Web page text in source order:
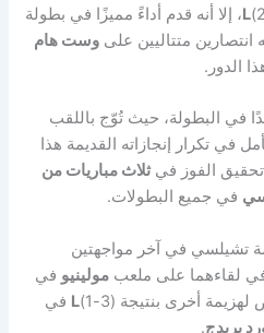
L، إلا أنه قدم أداءً مميزًا في بطولة
انتصارين متتاليين علىوست هام
الدور.
في البطولة، حيث تُوّج باللقب
في تكرار إنجازاته القديمة هذا
الفوز فيثلاث مباريات من
في جميع البطولات.
تشيلسي في آخر مواجهتين
لقاءهما على ملعبمولينيو في
L في
بريدج.